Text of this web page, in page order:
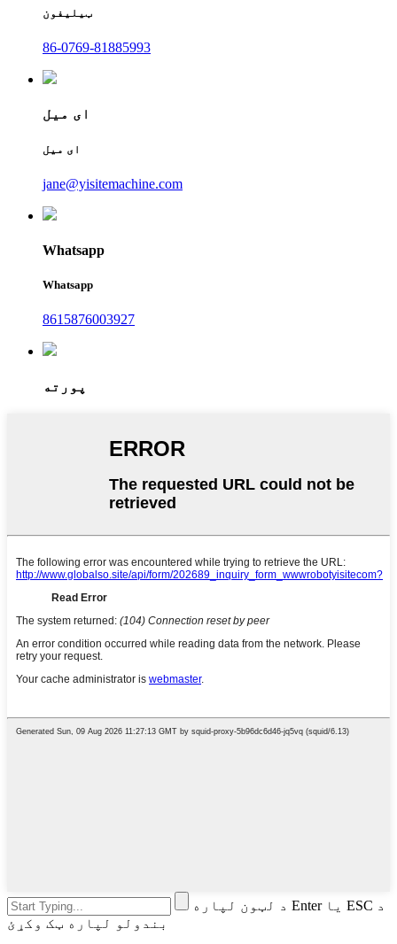
ټیلیفون
86-0769-81885993
ای میل
ای میل
jane@yisitemachine.com
Whatsapp
Whatsapp
8615876003927
پورته
د لټون لپاره Enter یا ESC د
بندولو لپاره ټک وکړئ